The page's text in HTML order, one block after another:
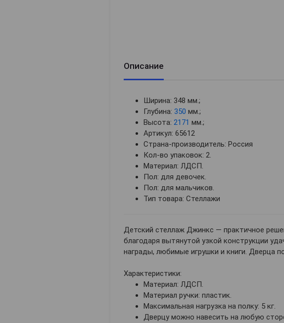
Описание
Ширина: 348 мм.;
Глубина: 350 мм.;
Высота: 2171 мм.;
Артикул: 65612
Страна-производитель: Россия
Кол-во упаковок: 2.
Материал: ЛДСП.
Пол: для девочек.
Пол: для мальчиков.
Тип товара: Стеллажи
Детский стеллаж Джинкс — практичное
благодаря вытянутой узкой конструкции
награды, любимые игрушки и книги. Дверца
Характеристики:
Материал: ЛДСП.
Материал ручки: пластик.
Максимальная нагрузка на полку: 5 кг.
Дверцу можно навесить на любую